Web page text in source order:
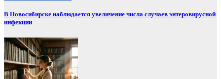
В Новосибирске наблюдается увеличение числа случаев энтеровирусной
инфекции